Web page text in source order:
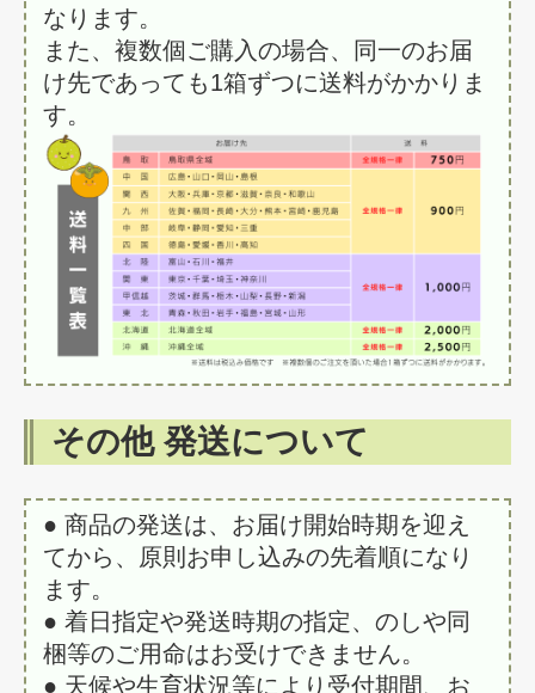
なります。
また、複数個ご購入の場合、同一のお届
け先であっても1箱ずつに送料がかかりま
す。
その他 発送について
● 商品の発送は、お届け開始時期を迎え
てから、原則お申し込みの先着順になり
ます。
● 着日指定や発送時期の指定、のしや同
梱等のご用命はお受けできません。
● 天候や生育状況等により受付期間、お